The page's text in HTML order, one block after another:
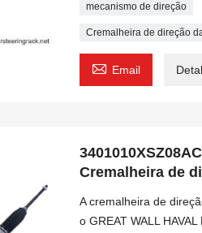
mecanismo de direção
Cremalheira de direção
 Email
Cremalheira de
A cremalheira de
o GREAT WALL